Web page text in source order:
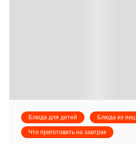
Блюда для детей Блюда из яиц
Что приготовить на завтрак